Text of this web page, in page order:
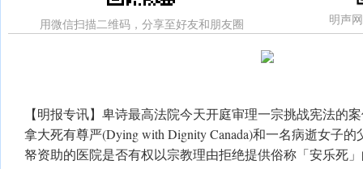
用微信扫描二维码，分享至好友和朋友圈 明声
【明报专讯】卑诗最高法院今天开庭审理一宗挑战宪法的
拿大死有尊严(Dying with Dignity Canada)和一名病逝女子
帑资助的医院是否有权以宗教理由拒绝提供俗称「安乐死